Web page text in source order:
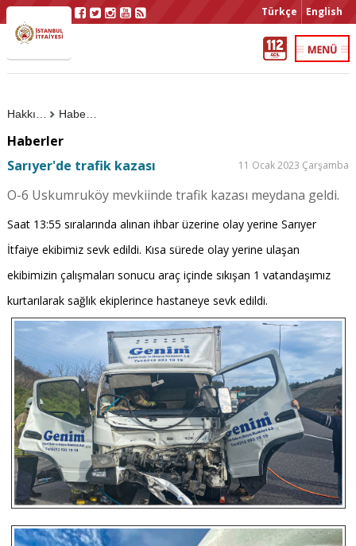
Türkçe English
Haberler
Haberler
Sarıyer'de trafik kazası
11 Ocak 2023 Çarşamba
O-6 Uskumruköy mevkiinde trafik kazası meydana geldi.
Saat 13:55 sıralarında alınan ihbar üzerine olay yerine Sarıyer
İtfaiye ekibimiz sevk edildi. Kısa sürede olay yerine ulaşan
ekibimizin çalışmaları sonucu araç içinde sıkışan 1 vatandaşımız
kurtarılarak sağlık ekiplerince hastaneye sevk edildi.